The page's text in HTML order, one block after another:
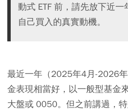
動式 ETF 前，請先放下近
自己買入的真實動機。
最近一年（2025年4月-2026
金表現相當好，以一般型基金
大盤或 0050。但之前講過，